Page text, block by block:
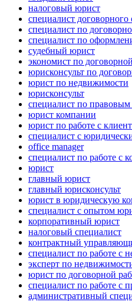
налоговый юрист
специалист договорного
специалист по
специалист по
судебный юрист
экономист по
юрисконсульт по
юрист по недвижимости
юрисконсульт
специалист по
юрист компании
юрист по работе с
специалист с
office manager
специалист по работе с
юрист
главный юрист
главный юрисконсульт
юрист в юридическую
специалист с опытом
корпоративный юрист
налоговый специалист
контрактный
специалист по работе с
эксперт по
юрист по договорной
специалист по работе с
административный